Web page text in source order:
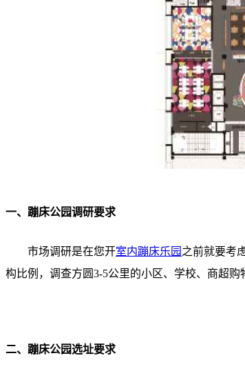
一、蹦床公园调研要求
市场调研是在您开室内蹦床乐园 之前就要考
构比例，调查方圆3-5公里的小区、学校、商超
二、蹦床公园选址要求